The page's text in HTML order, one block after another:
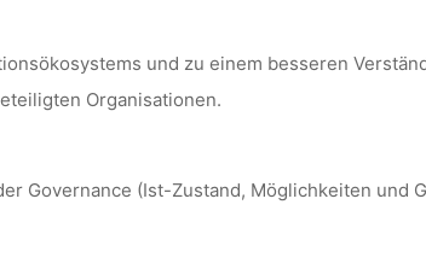
und zu einem besseren
Organisationen.
Governance (Ist-Zustand, Möglichkeiten und